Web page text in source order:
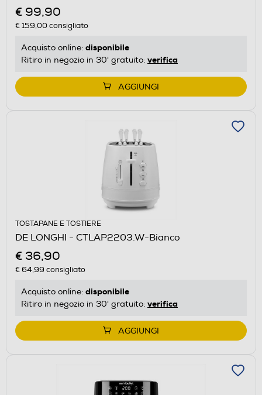
€ 99,90
€ 159,00consigliato
Acquisto online: disponibile
Ritiro in negozio in 30' gratuito: verifica
AGGIUNGI
TOSTAPANE E TOSTIERE
DE LONGHI - CTLAP2203.W-Bianco
€ 36,90
€ 64,99 consigliato
Acquisto online: disponibile
Ritiro in negozio in 30' gratuito: verifica
AGGIUNGI